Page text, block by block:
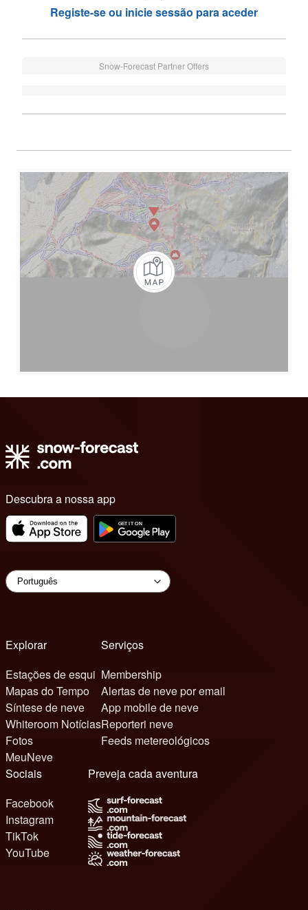
Registe-se ou inicie sessão para aceder
Snow-Forecast Partner Offers
Descubra a nossa app
Explorar
Estações de esqui
Mapas do Tempo
Síntese de neve
Whiteroom Notícias
Fotos
MeuNeve
Serviços
Membership
Alertas de neve por email
App mobile de neve
Reporteri neve
Feeds metereológicos
Sociais
Facebook
Instagram
TikTok
YouTube
Preveja cada aventura